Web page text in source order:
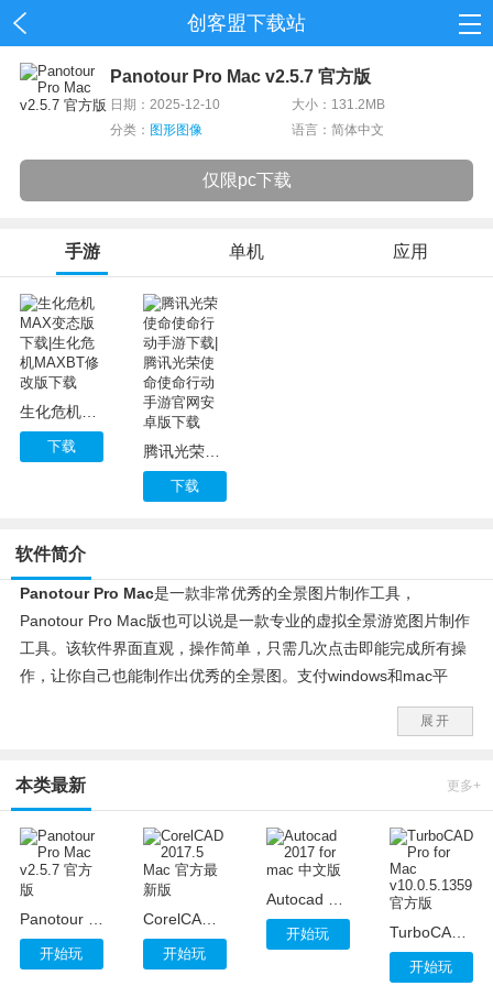
创客盟下载站
资讯
Panotour Pro Mac v2.5.7 官方版
日期：2025-12-10
大小：131.2MB
分类： 图形图像 语言：简体中文
仅限pc下载
手游 单机 应用
生化危机MAX变态版下载|生化危机MAXBT修改版下载
下载 腾讯光荣使命使命行动手游下载|腾讯光荣使命使命行动手游官网安卓版下载
下载
软件简介
Panotour Pro Mac是一款非常优秀的全景图片制作工具，
Panotour Pro Mac版也可以说是一款专业的虚拟全景游览图片制作
工具。该软件界面直观，操作简单，只需几次点击即能完成所有操
作，让你自己也能制作出优秀的全景图。支付windows和mac平
展开
本类最新 更多+
开始玩
CorelCAD 2017.5 Mac 官方最新版
开始玩
开始玩 TurboCAD Pro for Mac v10.0.5.1359 官方版
开始玩